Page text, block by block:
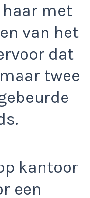
haar met
van het
dat
twee
kantoor
een